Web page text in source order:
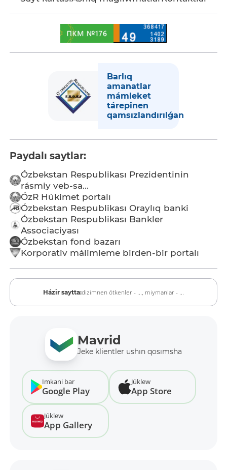
Barlıq
amanatlar
mámleket
tárepinen
qamsızlandırılǵan
Paydalı saytlar:
Ózbekstan Respublikası Prezidentinin
rásmiy veb-sa...
ÓzR Húkimet portalı
Ózbekstan Respublikası Oraylıq banki
Ózbekstan Respublikası Bankler
Associaciyası
Ózbekstan fond bazarı
Korporativ málimleme birden-bir portalı
Házir saytta:dizimnen ótkenler - ..., miymanlar - ...
Mavrid
Jeke klientler ushın qosımsha
Imkani bar
Google Play
Júklew
App Store
Júklew
App Gallery